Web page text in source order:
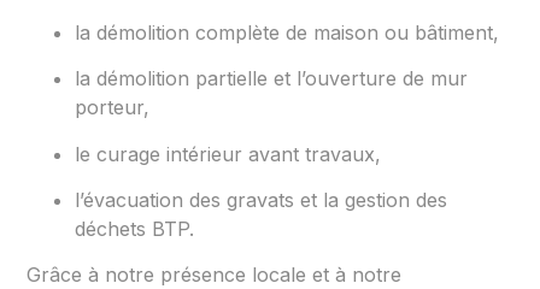
la démolition complète de maison ou bâtiment,
la démolition partielle et l’ouverture de mur
porteur,
le curage intérieur avant travaux,
l’évacuation des gravats et la gestion des
déchets BTP.
Grâce à notre présence locale et à notre